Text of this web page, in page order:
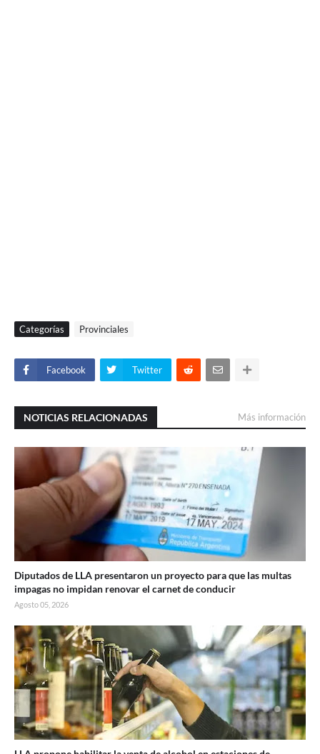
Categorías Provinciales
Facebook Twitter
NOTICIAS RELACIONADAS Más información
Diputados de LLA presentaron un proyecto para que las multas
impagas no impidan renovar el carnet de conducir
Agosto 05, 2026